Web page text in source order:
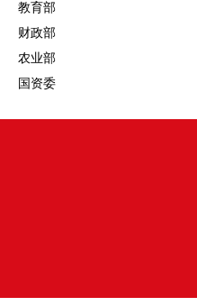
教育部
财政部
农业部
国资委